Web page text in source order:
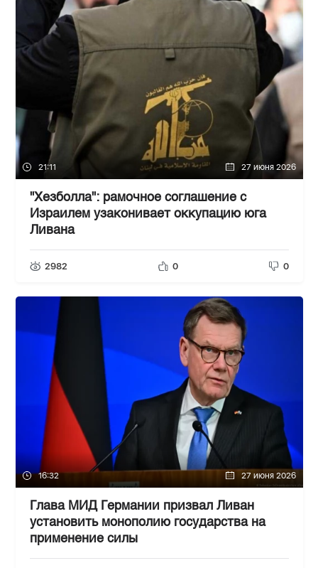
21:11 27 июня 2026
"Хезболла": рамочное соглашение с
Израилем узаконивает оккупацию юга
Ливана
2982 0 0
16:32 27 июня 2026
Глава МИД Германии призвал Ливан
установить монополию государства на
применение силы